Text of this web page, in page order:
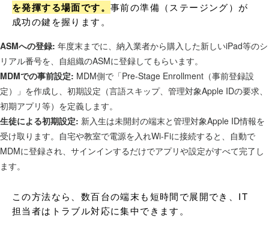
を発揮する場面です。 事前の準備（ステージング）が
成功の鍵を握ります。
ASMへの登録: 年度末までに、納入業者から購入した新しいiPad等のシ
リアル番号を、自組織のASMに登録してもらいます。
MDMでの事前設定: MDM側で「Pre-Stage Enrollment（事前登録設
定）」を作成し、初期設定（言語スキップ、管理対象Apple IDの要求、
初期アプリ等）を定義します。
生徒による初期設定: 新入生は未開封の端末と管理対象Apple ID情報を
受け取ります。自宅や教室で電源を入れWi-Fiに接続すると、自動で
MDMに登録され、サインインするだけでアプリや設定がすべて完了し
ます。
この方法なら、数百台の端末も短時間で展開でき、IT
担当者はトラブル対応に集中できます。